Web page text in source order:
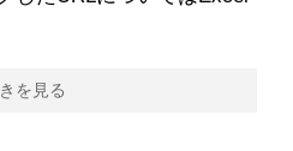
を見る